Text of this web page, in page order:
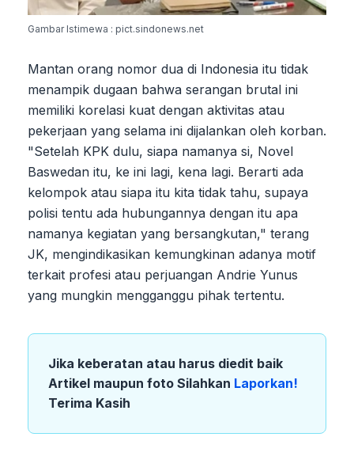
Gambar Istimewa : pict.sindonews.net
Mantan orang nomor dua di Indonesia itu tidak
menampik dugaan bahwa serangan brutal ini
memiliki korelasi kuat dengan aktivitas atau
pekerjaan yang selama ini dijalankan oleh korban.
"Setelah KPK dulu, siapa namanya si, Novel
Baswedan itu, ke ini lagi, kena lagi. Berarti ada
kelompok atau siapa itu kita tidak tahu, supaya
polisi tentu ada hubungannya dengan itu apa
namanya kegiatan yang bersangkutan," terang
JK, mengindikasikan kemungkinan adanya motif
terkait profesi atau perjuangan Andrie Yunus
yang mungkin mengganggu pihak tertentu.
Jika keberatan atau harus diedit baik
Artikel maupun foto Silahkan Laporkan!
Terima Kasih